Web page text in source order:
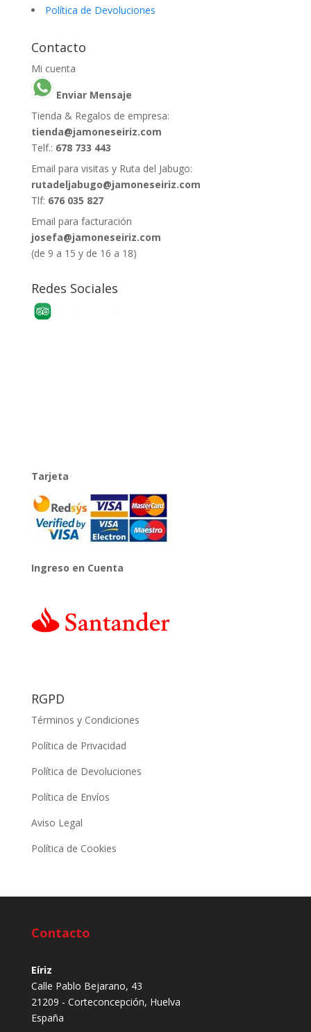
Política de Devoluciones
Contacto
Mi cuenta
Enviar Mensaje
Tienda & Regalos de empresa:
tienda@jamoneseiriz.com
Telf.: 678 733 443
Email para visitas y Ruta del Jabugo:
rutadeljabugo@jamoneseiriz.com
Tlf: 676 035 827
Email para facturación
josefa@jamoneseiriz.com
(de 9 a 15 y de 16 a 18)
Redes Sociales
Tarjeta
Ingreso en Cuenta
RGPD
Términos y Condiciones
Política de Privacidad
Política de Devoluciones
Política de Envíos
Aviso Legal
Política de Cookies
Contacto
Eíriz
Calle Pablo Bejarano, 43
21209 - Corteconcepción, Huelva
España